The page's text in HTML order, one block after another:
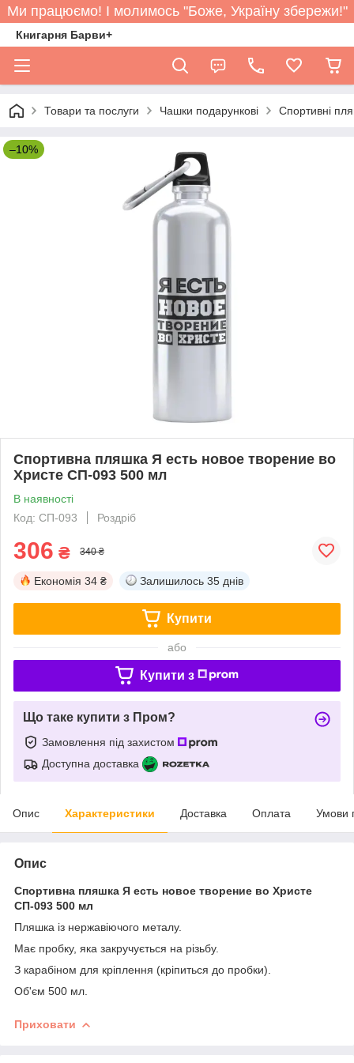
Ми працюємо! І молимось "Боже, Україну збережи!"
Книгарня Барви+
Товари та послуги Чашки подарункові Спортивні
–10%
Спортивна пляшка Я есть новое творение во
Христе СП-093 500 мл
В наявності
Код: СП-093
Роздріб
306 ₴ 340 ₴
Економія 34 ₴ Залишилось 35 днів
Купити
або
Купити з
Що таке купити з Пром?
Замовлення під захистом
Доступна доставка
Опис Характеристики Доставка Оплата Умови
Опис
Спортивна пляшка Я есть новое творение во Христе
СП-093 500 мл
Пляшка із нержавіючого металу.
Має пробку, яка закручується на різьбу.
З карабіном для кріплення (кріпиться до пробки).
Об'єм 500 мл.
Приховати